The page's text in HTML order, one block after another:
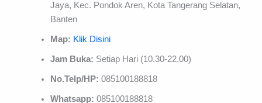
Jaya, Kec. Pondok Aren, Kota Tangerang Selatan,
Banten
Map: Klik Disini
Jam Buka: Setiap Hari (10.30-22.00)
No.Telp/HP: 085100188818
Whatsapp:085100188818